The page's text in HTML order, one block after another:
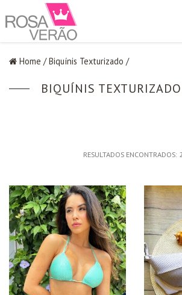
Home / Biquínis Texturizado /
BIQUÍNIS TEXTURIZADO
RESULTADOS ENCONTRADOS: